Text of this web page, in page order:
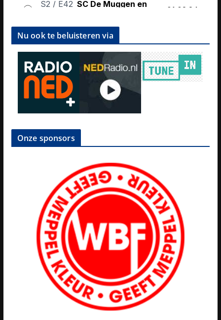
Nu ook te beluisteren via
Onze sponsors